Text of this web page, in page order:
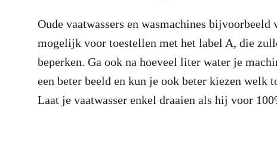
Oude vaatwassers en wasmachines
mogelijk voor toestellen met het label A, die
beperken. Ga ook na hoeveel liter water je
een beter beeld en kun je ook beter kiezen welk
Laat je vaatwasser enkel draaien als hij voor